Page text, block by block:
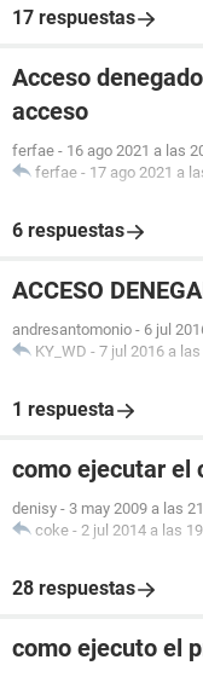
17 respuestas
Acceso
acceso
ferfae - 16 ago 2021 a las
ferfae - 17 ago 2021 a
6 respuestas
ACCESO
andresantomonio - 6 jul
KY_WD - 7 jul 2016 a
1 respuesta
como ejecutar el
denisy - 3 may 2009 a las
coke - 2 jul 2014 a las
28 respuestas
como ejecuto el